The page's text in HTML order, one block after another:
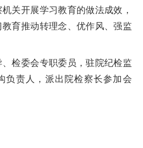
关开展学习教育的做法成效，
育推动转理念、优作风、强监
检委会专职委员，驻院纪检监
负责人，派出院检察长参加会